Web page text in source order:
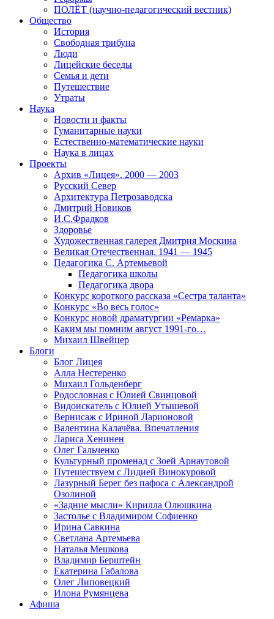
ПОЛЁТ (научно-педагогический вестник)
Общество
История
Свободная трибуна
Люди
Лицейские беседы
Семья и дети
Путешествие
Утраты
Наука
Новости и факты
Гуманитарные науки
Естественно-математические науки
Наука в лицах
Проекты
Архив «Лицея». 2000 — 2003
Русский Север
Архитектура Петрозаводска
Дмитрий Новиков
И.С.Фрадков
Здоровье
Художественная галерея Дмитрия Москина
Великая Отечественная. 1941 — 1945
Педагогика С. Артемьевой
Педагогика школы
Педагогика двора
Конкурс короткого рассказа «Сестра таланта»
Конкурс «Во весь голос»
Конкурс новой драматургии «Ремарка»
Каким мы помним август 1991-го…
Михаил Швейцер
Блоги
Блог Лицея
Алла Нестеренко
Михаил Гольденберг
Родословная с Юлией Свинцовой
Видоискатель с Юлией Утышевой
Вернисаж с Ириной Ларионовой
Валентина Калачёва. Впечатления
Лариса Хенинен
Олег Гальченко
Культурный променад с Зоей Арнаутовой
Путешествуем с Лидией Винокуровой
Лазурный Берег без пафоса с Александрой
Озолиной
«Задние мысли» Кирилла Олюшкина
Застолье с Владимиром Софиенко
Ирина Савкина
Светлана Артемьева
Наталья Мешкова
Владимир Берштейн
Екатерина Габалова
Олег Липовецкий
Илона Румянцева
Афиша